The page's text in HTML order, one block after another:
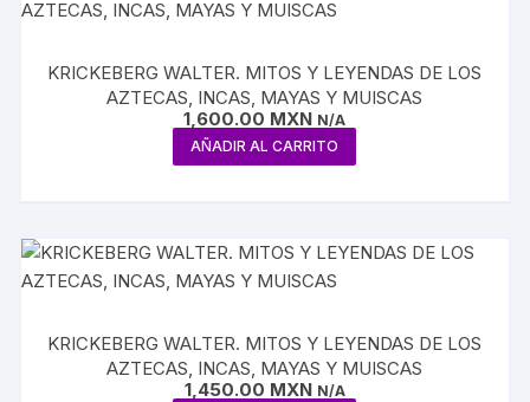
KRICKEBERG WALTER. MITOS Y LEYENDAS DE LOS
AZTECAS, INCAS, MAYAS Y MUISCAS
1,600.00 MXN N/A
AÑADIR AL CARRITO
KRICKEBERG WALTER. MITOS Y LEYENDAS DE LOS
AZTECAS, INCAS, MAYAS Y MUISCAS
1,450.00 MXN N/A